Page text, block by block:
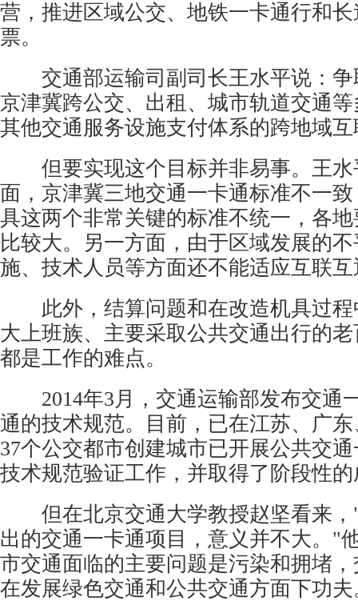
营，推进区域公交、地铁一卡通行和
票。
交通部运输司副司长王水平说：争
京津冀跨公交、出租、城市轨道交通
其他交通服务设施支付体系的跨地域
但要实现这个目标并非易事。王水
面，京津冀三地交通一卡通标准不一
具这两个非常关键的标准不统一，各
比较大。另一方面，由于区域发展的
施、技术人员等方面还不能适应互联
此外，结算问题和在改造机具过程
大上班族、主要采取公共交通出行的
都是工作的难点。
2014年3月，交通运输部发布交通
通的技术规范。目前，已在江苏、广
37个公交都市创建城市已开展公共交
技术规范验证工作，并取得了阶段性
但在北京交通大学教授赵坚看来，
出的交通一卡通项目，意义并不大。"
市交通面临的主要问题是污染和拥堵
在发展绿色交通和公共交通方面下功夫